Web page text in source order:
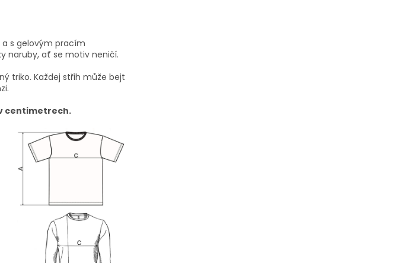
a s gelovým pracím
naruby, ať se motiv neničí.
triko. Každej střih může bejt
centimetrech.